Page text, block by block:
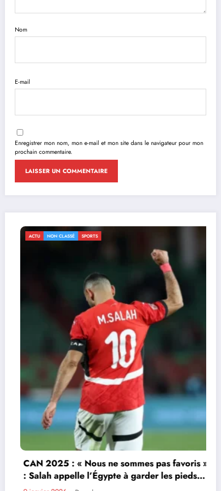
Nom
E-mail
Enregistrer mon nom, mon e-mail et mon site dans le navigateur pour mon
prochain commentaire.
ACTU NON CLASSÉ SPORTS
CAN 2025 : « Nous ne sommes pas favoris »
: Salah appelle l’Égypte à garder les pieds
sur terre